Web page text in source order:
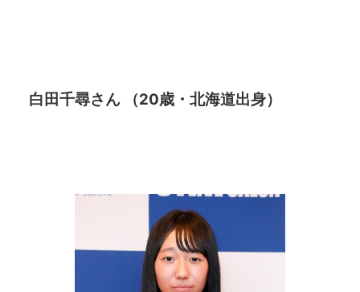
白田千尋さん （20歳・北海道出身）